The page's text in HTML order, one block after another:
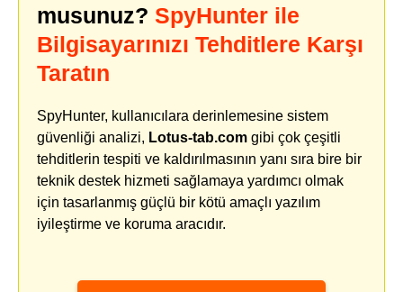
musunuz? SpyHunter ile
Bilgisayarınızı Tehditlere Karşı
Taratın
SpyHunter, kullanıcılara derinlemesine sistem
güvenliği analizi, Lotus-tab.com gibi çok çeşitli
tehditlerin tespiti ve kaldırılmasının yanı sıra bire bir
teknik destek hizmeti sağlamaya yardımcı olmak
için tasarlanmış güçlü bir kötü amaçlı yazılım
iyileştirme ve koruma aracıdır.